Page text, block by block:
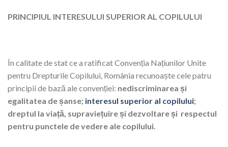
PRINCIPIUL INTERESULUI SUPERIOR AL COPILULUI
În calitate de stat ce a ratificat Convenția Națiunilor Unite
pentru Drepturile Copilului, România recunoaște cele patru
principii de bază ale convenției: nediscriminarea și
egalitatea de șanse; interesul superior al copilului;
dreptul la viață, supraviețuire și dezvoltare și respectul
pentru punctele de vedere ale copilului.